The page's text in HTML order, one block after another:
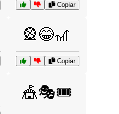
Copiar
🎡😂🎢
Copiar
🎪🎭🎟️